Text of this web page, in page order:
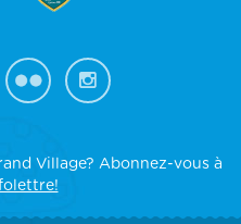
Village? Abonnez-vous à